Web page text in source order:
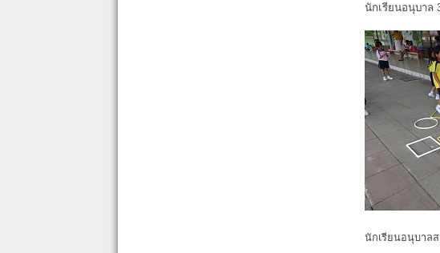
นักเรียนอนุบาล
นักเรียนอนุบาล